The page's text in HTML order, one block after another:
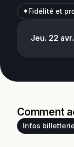
*Fidélité et
Jeu. 22
Comment
Infos billetterie